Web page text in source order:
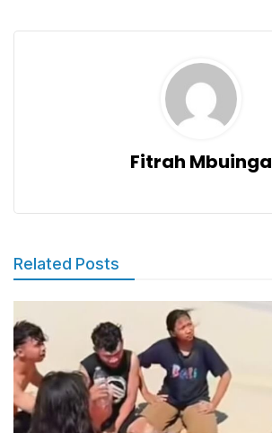
Fitrah Mbuinga
Related Posts